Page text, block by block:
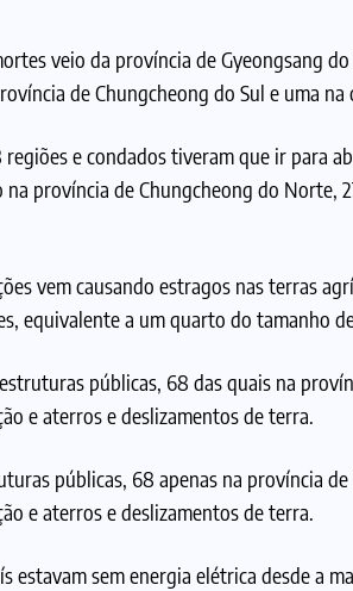
veio da província de Gyeongsang
de Chungcheong do Sul e uma na
regiões e condados tiveram que ir para
província de Chungcheong do Norte,
vem causando estragos nas terras
equivalente a um quarto do tamanho
públicas, 68 das quais na
e aterros e deslizamentos de terra.
públicas, 68 apenas na província
e aterros e deslizamentos de terra.
estavam sem energia elétrica desde a